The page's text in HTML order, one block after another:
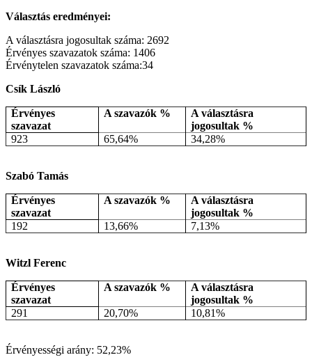
Választás eredményei:
A választásra jogosultak száma: 2692
Érvényes szavazatok száma: 1406
Érvénytelen szavazatok száma:34
Csík László
Érvényes
szavazat
A szavazók %
A választásra
jogosultak %
923
65,64% 34,28%
Szabó Tamás
Érvényes
szavazat
A szavazók %
A választásra
jogosultak %
192
13,66% 7,13%
Witzl Ferenc
Érvényes
szavazat
A szavazók %
A választásra
jogosultak %
291
20,70% 10,81%
Érvényességi arány: 52,23%